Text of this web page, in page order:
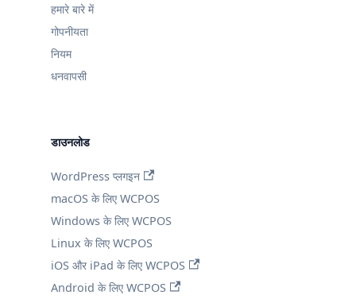
हमारे बारे में
गोपनीयता
नियम
धनवापसी
डाउनलोड
WordPress प्लगइन
macOS के लिए WCPOS
Windows के लिए WCPOS
Linux के लिए WCPOS
iOS और iPad के लिए WCPOS
Android के लिए WCPOS